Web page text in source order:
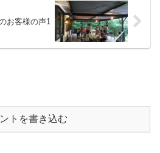
お客様の声1
トを書き込む